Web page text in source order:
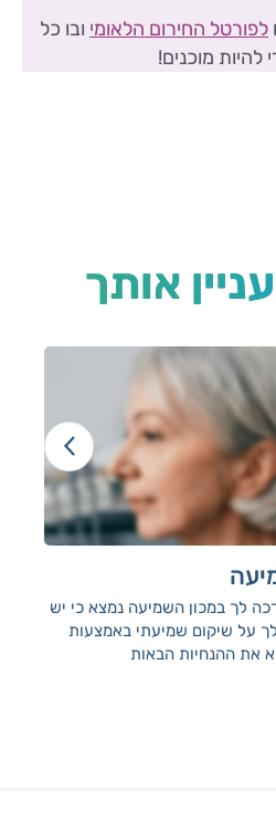
לפורטל החירום הלאומי ובו כל
מוכנים!
אותך
לך במכון השמיעה נמצא כי יש
לך ירידה בשמיעה והומלץ לך על שיקום שמיעתי באמצעות
את ההנחיות הבאות